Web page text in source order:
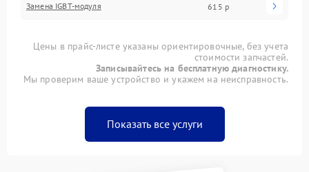
Замена IGBT-модуля 615 р
Цены в прайс-листе указаны ориентировочные, без учета
стоимости запчастей.
Записывайтесь на бесплатную диагностику.
Мы проверим ваше устройство и укажем на неисправность.
Показать все услуги